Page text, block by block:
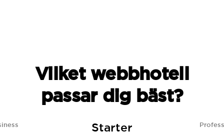
Vilket webbhotell
passar dig bäst?
Starter